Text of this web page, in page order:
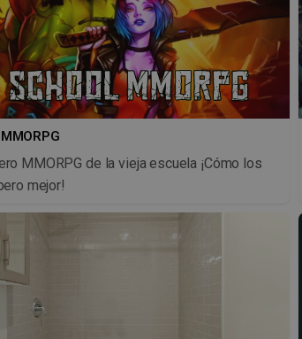
MMORPG de la vieja escuela ¡Cómo los
mejor!